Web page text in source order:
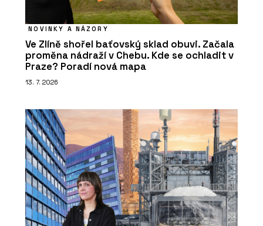
NOVINKY A NÁZORY
Ve Zlíně shořel baťovský sklad obuvi. Začala
proměna nádraží v Chebu. Kde se ochladit v
Praze? Poradí nová mapa
13. 7. 2026